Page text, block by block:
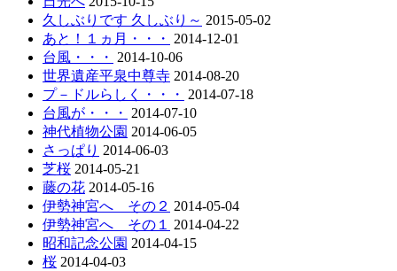
久しぶりです 久しぶり～ 2015-05-02
あと！１ヵ月・・・
2014-12-01
台風・・・
2014-10-06
世界遺産平泉中尊寺 2014-08-20
プ－ドルらしく・・・
2014-07-18
台風が・・・
2014-07-10
神代植物公園 2014-06-05
さっぱり 2014-06-03
芝桜 2014-05-21
藤の花 2014-05-16
伊勢神宮へ その２ 2014-05-04
伊勢神宮へ その１
2014-04-22
昭和記念公園 2014-04-15
桜 2014-04-03